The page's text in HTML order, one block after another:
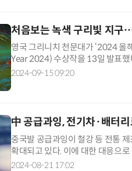
처음보는 녹색 구리빛 지
영국 그리니치 천문대가 ‘2024
Year 2024) 수상작을 13일 발표했
해의 천문학 사진작가’는 올해로
2024-09-15 09:20
中 공급과잉, 전기차·배터
중국발 공급과잉이 철강 등 전통
확대되고 있다. 이에 대한 대응으
국 수출에 미치는 영향을 선제적
2024-08-21 17:02